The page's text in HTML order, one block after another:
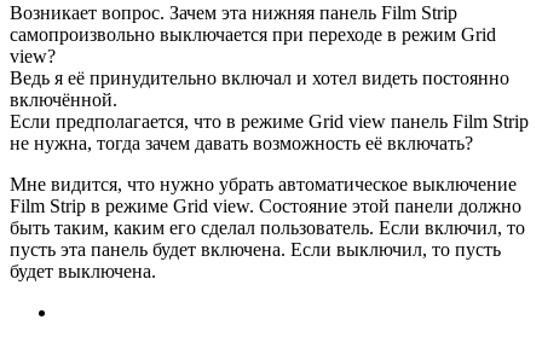
Возникает вопрос. Зачем эта нижняя панель Film Strip
самопроизвольно выключается при переходе в режим Grid
view?
Ведь я её принудительно включал и хотел видеть постоянно
включённой.
Если предполагается, что в режиме Grid view панель Film Strip
не нужна, тогда зачем давать возможность её включать?
Мне видится, что нужно убрать автоматическое выключение
Film Strip в режиме Grid view. Состояние этой панели должно
быть таким, каким его сделал пользователь. Если включил, то
пусть эта панель будет включена. Если выключил, то пусть
будет выключена.